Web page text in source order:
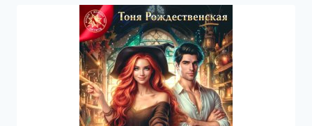
ТОНЯ
РОЖДЕСТВЕНСКАЯ